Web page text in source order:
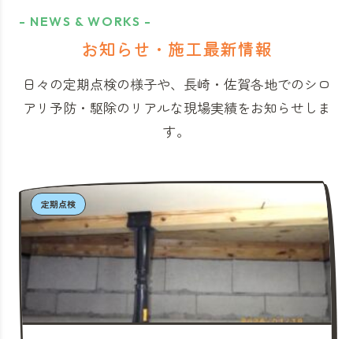
- NEWS & WORKS -
お知らせ・施工最新情報
日々の定期点検の様子や、長崎・佐賀各地でのシロ
アリ予防・駆除のリアルな現場実績をお知らせしま
す。
定期点検